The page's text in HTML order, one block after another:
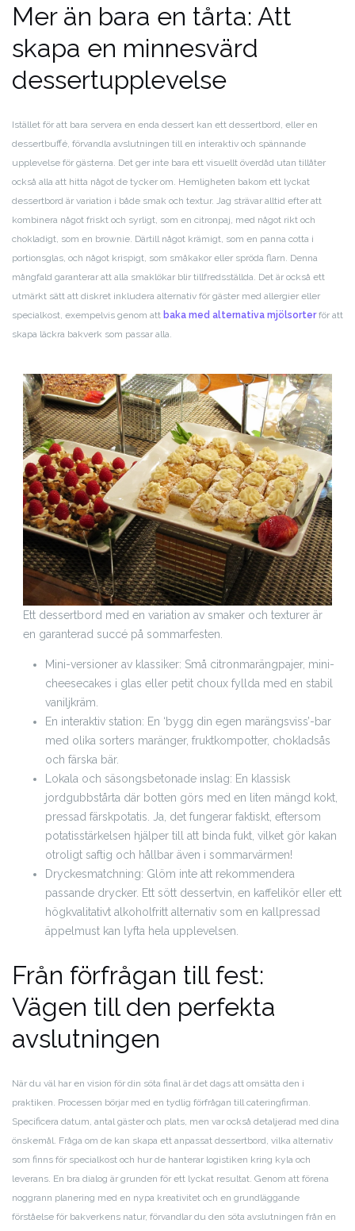
Mer än bara en tårta: Att
skapa en minnesvärd
dessertupplevelse
Istället för att bara servera en enda dessert kan ett dessertbord, eller en
dessertbuffé, förvandla avslutningen till en interaktiv och spännande
upplevelse för gästerna. Det ger inte bara ett visuellt överdåd utan tillåter
också alla att hitta något de tycker om. Hemligheten bakom ett lyckat
dessertbord är variation i både smak och textur. Jag strävar alltid efter att
kombinera något friskt och syrligt, som en citronpaj, med något rikt och
chokladigt, som en brownie. Därtill något krämigt, som en panna cotta i
portionsglas, och något krispigt, som småkakor eller spröda flarn. Denna
mångfald garanterar att alla smaklökar blir tillfredsställda. Det är också ett
utmärkt sätt att diskret inkludera alternativ för gäster med allergier eller
specialkost, exempelvis genom att baka med alternativa mjölsorterför att
skapa läckra bakverk som passar alla.
Ett dessertbord med en variation av smaker och texturer är
en garanterad succé på sommarfesten.
Mini-versioner av klassiker: Små citronmarängpajer, mini-
cheesecakes i glas eller petit choux fyllda med en stabil
vaniljkräm.
En interaktiv station: En ‘bygg din egen marängsviss’-bar
med olika sorters maränger, fruktkompotter, chokladsås
och färska bär.
Lokala och säsongsbetonade inslag: En klassisk
jordgubbstårta där botten görs med en liten mängd kokt,
pressad färskpotatis. Ja, det fungerar faktiskt, eftersom
potatisstärkelsen hjälper till att binda fukt, vilket gör kakan
otroligt saftig och hållbar även i sommarvärmen!
Dryckesmatchning: Glöm inte att rekommendera
passande drycker. Ett sött dessertvin, en kaffelikör eller ett
högkvalitativt alkoholfritt alternativ som en kallpressad
äppelmust kan lyfta hela upplevelsen.
Från förfrågan till fest:
Vägen till den perfekta
avslutningen
När du väl har en vision för din söta final är det dags att omsätta den i
praktiken. Processen börjar med en tydlig förfrågan till cateringfirman.
Specificera datum, antal gäster och plats, men var också detaljerad med dina
önskemål. Fråga om de kan skapa ett anpassat dessertbord, vilka alternativ
som finns för specialkost och hur de hanterar logistiken kring kyla och
leverans. En bra dialog är grunden för ett lyckat resultat. Genom att förena
noggrann planering med en nypa kreativitet och en grundläggande
förståelse för bakverkens natur, förvandlar du den söta avslutningen från en